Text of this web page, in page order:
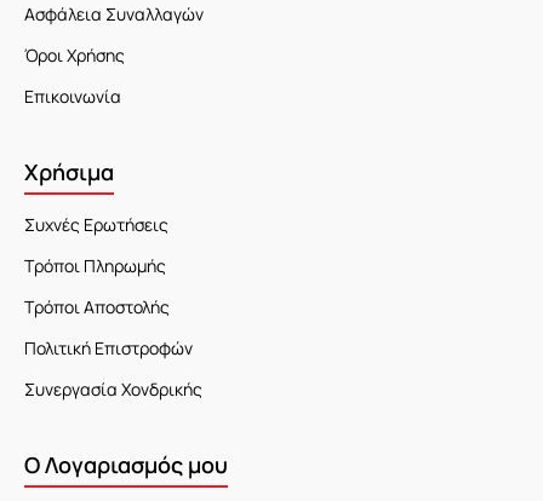
Ασφάλεια Συναλλαγών
Όροι Χρήσης
Επικοινωνία
Χρήσιμα
Συχνές Ερωτήσεις
Τρόποι Πληρωμής
Τρόποι Αποστολής
Πολιτική Επιστροφών
Συνεργασία Χονδρικής
Ο Λογαριασμός μου